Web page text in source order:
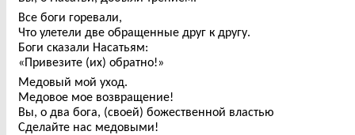
Все боги горевали,
Что улетели две обращенные друг к другу.
Боги сказали Насатьям:
«Привезите (их) обратно!»
Медовый мой уход.
Медовое мое возвращение!
Вы, о два бога, (своей) божественной властью
Сделайте нас медовыми!